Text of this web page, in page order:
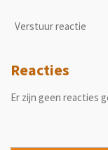
Verstuur reactie
Reacties
Er zijn geen reacties